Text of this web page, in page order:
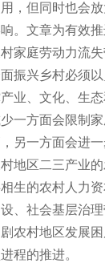
，但同时也会
。文章为有效
家庭劳动力流
振兴乡村必须
业、文化、生
一方面会限制
另一方面会进
地区二三产业
生的农村人力
、社会基层治
农村地区发展
程的推进。